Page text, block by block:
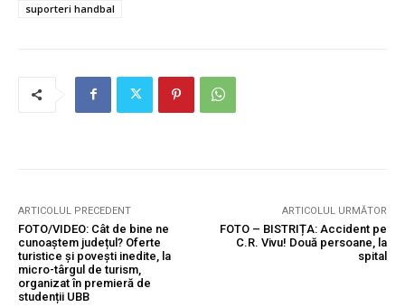
suporteri handbal
ARTICOLUL PRECEDENT
FOTO/VIDEO: Cât de bine ne
cunoaștem județul? Oferte
turistice și povești inedite, la
micro-târgul de turism,
organizat în premieră de
studenții UBB
ARTICOLUL URMĂTOR
FOTO – BISTRIȚA: Accident pe
C.R. Vivu! Două persoane, la
spital